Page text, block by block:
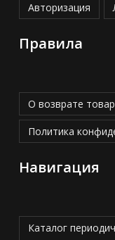
Авторизация
Правила
О возврате
Политика
Навигация
Каталог